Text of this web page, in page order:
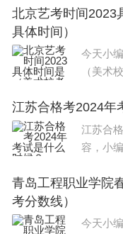
全国卷
北京艺考时间2023
具体时间）
今天小
（美术
艺术统
具体安
江苏合格考2024年
江苏合
容，小
信息，一起
青岛工程职业学院
考分数线）
今天小